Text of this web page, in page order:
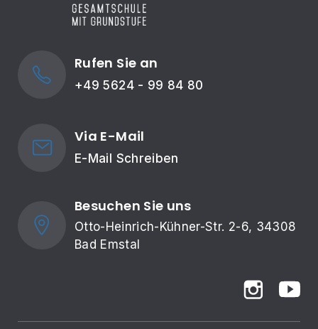
Rufen Sie an
+49 5624 - 99 84 80
Via E-Mail
E-Mail Schreiben
Besuchen Sie uns
Otto-Heinrich-Kühner-Str. 2-6, 34308
Bad Emstal